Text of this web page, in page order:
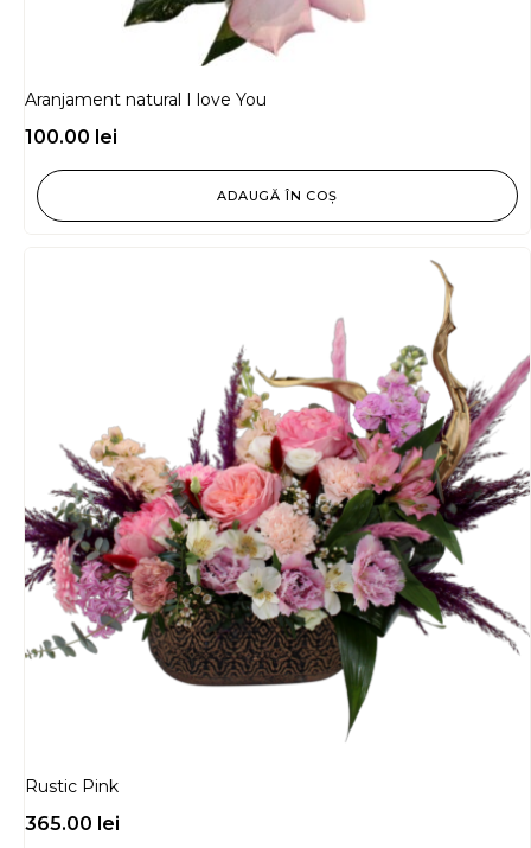
Aranjament natural I love You
100.00 lei
ADAUGĂ ÎN COȘ
Rustic Pink
365.00 lei